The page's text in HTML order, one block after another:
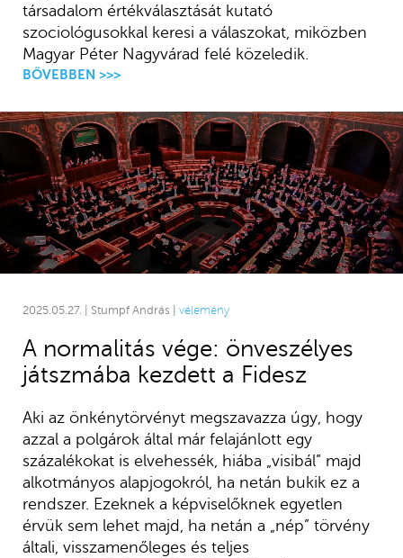
2025.05.27. | Stumpf András | vélemény
A normalitás vége: önveszélyes
játszmába kezdett a Fidesz
Aki az önkénytörvényt megszavazza úgy, hogy
azzal a polgárok által már felajánlott egy
százalékokat is elvehessék, hiába „visibál” majd
alkotmányos alapjogokról, ha netán bukik ez a
rendszer. Ezeknek a képviselőknek egyetlen
érvük sem lehet majd, ha netán a „nép” törvény
általi, visszamenőleges és teljes
társadalom értékválasztását kutató
szociológusokkal keresi a válaszokat, miközben
Magyar Péter Nagyvárad felé közeledik.
BŐVEBBEN >>>